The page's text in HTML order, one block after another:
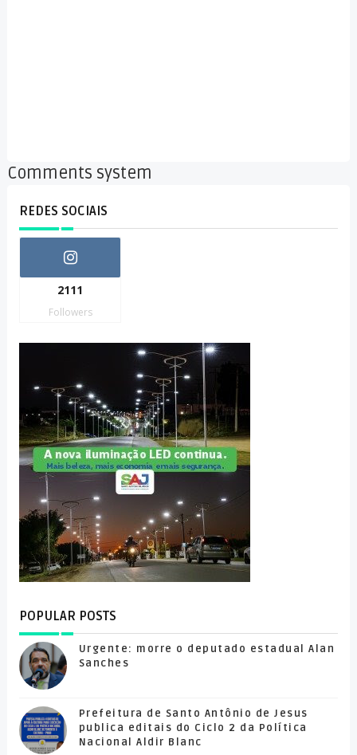
Comments system
REDES SOCIAIS
2111
Followers
POPULAR POSTS
Urgente: morre o deputado estadual Alan
Sanches
Prefeitura de Santo Antônio de Jesus
publica editais do Ciclo 2 da Política
Nacional Aldir Blanc